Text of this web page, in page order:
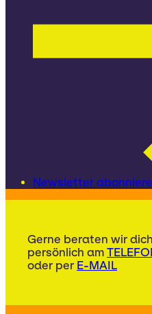
Newsletter
Gerne beraten wir dich
persönlich am
oder per E-MAIL